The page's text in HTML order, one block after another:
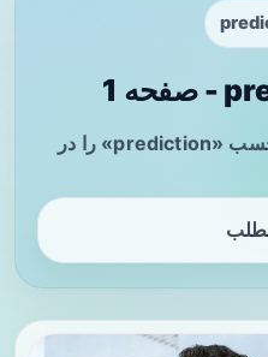
تازه‌ترین مطالب مرتبط با برچسب «prediction» را در